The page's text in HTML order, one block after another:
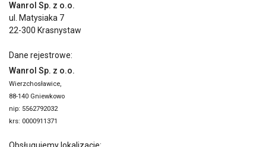
Wanrol Sp. z o.o.
ul. Matysiaka 7
22-300 Krasnystaw
Dane rejestrowe:
Wanrol Sp. z o.o.
Wierzchosławice,
88-140 Gniewkowo
nip: 5562792032
krs: 0000911371